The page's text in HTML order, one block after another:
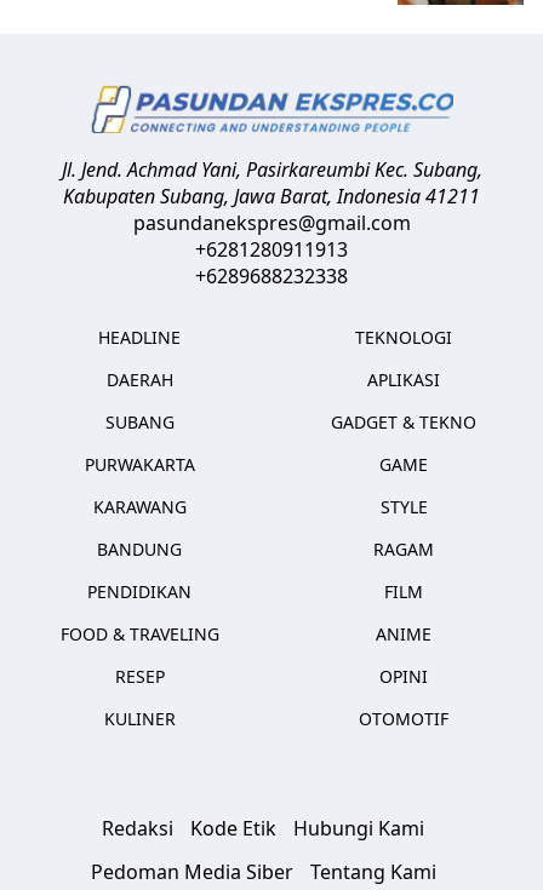
Jl. Jend. Achmad Yani, Pasirkareumbi Kec. Subang,
Kabupaten Subang, Jawa Barat,Indonesia41211
pasundanekspres@gmail.com
+6281280911913
+6289688232338
HEADLINE
DAERAH
SUBANG
PURWAKARTA
KARAWANG
BANDUNG
PENDIDIKAN
FOOD & TRAVELING
RESEP
KULINER
TEKNOLOGI
APLIKASI
GADGET & TEKNO
GAME
STYLE
RAGAM
FILM
ANIME
OPINI
OTOMOTIF
Redaksi Kode Etik
Hubungi Kami
Pedoman Media Siber
Tentang Kami